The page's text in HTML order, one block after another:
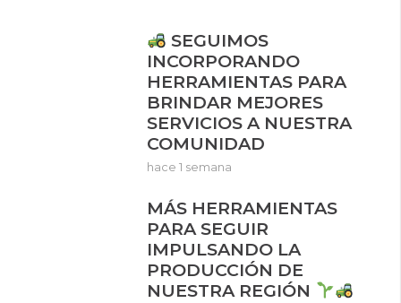
SEGUIMOS
INCORPORANDO
HERRAMIENTAS PARA
BRINDAR MEJORES
SERVICIOS A NUESTRA
COMUNIDAD
hace 1 semana
MÁS HERRAMIENTAS
PARA SEGUIR
IMPULSANDO LA
PRODUCCIÓN DE
NUESTRA REGIÓN